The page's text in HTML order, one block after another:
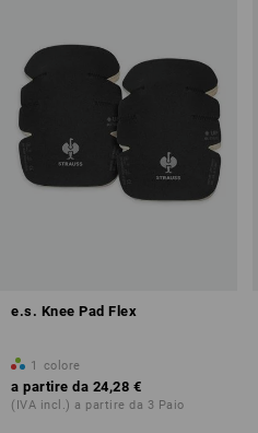
e.s. Knee Pad Flex
1 colore
a partire da 24,28 €
(IVA incl.) a partire da 3 Paio